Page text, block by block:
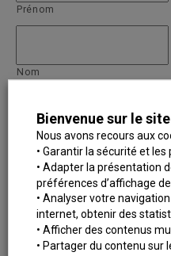
Prénom
Nom
Objet du message *
Votre message *
Bienvenue sur le site
Nous avons recours aux
• Garantir la sécurité et
• Adapter la présentation
préférences d’affichage
• Analyser votre
internet, obtenir des
• Afficher des contenus
• Partager du contenu sur